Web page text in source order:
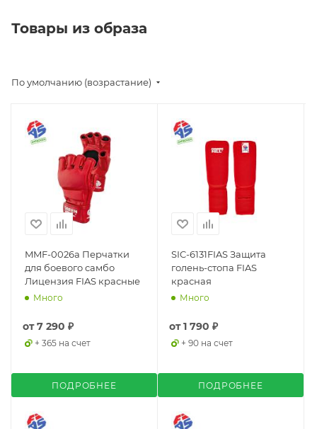
Товары из образа
По умолчанию (возрастание)
MMF-0026a Перчатки
для боевого самбо
Лицензия FIAS красные
Много
от7 290 ₽
+ 365 на счет
ПОДРОБНЕЕ
SIC-6131FIAS Защита
голень-стопа FIAS
красная
Много
от1 790 ₽
+ 90 на счет
ПОДРОБНЕЕ